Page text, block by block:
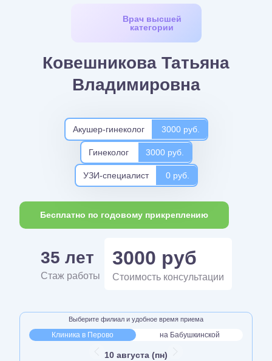
Врач высшей
категории
Ковешникова Татьяна
Владимировна
Акушер-гинеколог 3000 руб.
Гинеколог 3000 руб.
УЗИ-специалист 0 руб.
Бесплатно по годовому прикреплению
35 лет
Стаж работы
3000 руб
Стоимость консультации
Выберите филиал и удобное время приема
Клиника в Перово на Бабушкинской
10 августа (пн)